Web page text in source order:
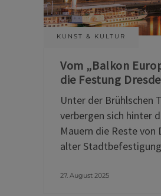
KUNST & KULTUR
Vom „Balkon
die Festung
Unter der Brühlschen
verbergen sich hinter
Mauern die Reste von
alter
27. August 2025